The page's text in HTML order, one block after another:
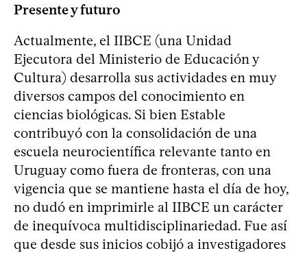
Presente y futuro
Actualmente, el IIBCE (una Unidad
Ejecutora del Ministerio de Educación y
Cultura) desarrolla sus actividades en muy
diversos campos del conocimiento en
ciencias biológicas. Si bien Estable
contribuyó con la consolidación de una
escuela neurocientífica relevante tanto en
Uruguay como fuera de fronteras, con una
vigencia que se mantiene hasta el día de hoy,
no dudó en imprimirle al IIBCE un carácter
de inequívoca multidisciplinariedad. Fue así
que desde sus inicios cobijó a investigadores